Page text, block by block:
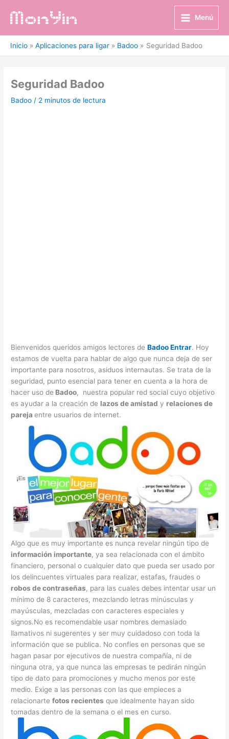
Menú
Inicio Aplicaciones para ligar Badoo Seguridad Badoo
Seguridad Badoo
Badoo / 2 minutos de lectura
Bienvenidos queridos amigos lectores deBadoo Entrar. Hoy
estamos de vuelta para hablar de algo que nunca deja de ser
importante para nosotros, asiduos internautas. Se trata de la
seguridad, punto esencial para tener en cuenta a la hora de
hacer uso de Badoo, nuestra popular red social cuyo objetivo
es ayudar a la creación de lazos de amistad y relaciones de
parejaentre usuarios de internet.
Algo que es muy importante es nunca revelar ningún tipo de
información importante, ya sea relacionada con el ámbito
financiero, personal o cualquier dato que pueda ser usado por
los delincuentes virtuales para realizar, estafas, fraudes o
robos de contraseñas, para las cuales debes intentar usar un
mínimo de 8 caracteres, mezclando letras minúsculas y
mayúsculas, mezcladas con caracteres especiales y
signos.No es recomendable usar nombres demasiado
llamativos ni sugerentes y ser muy cuidadoso con toda la
información que se publica. No confíes en personas que se
hagan pasar por ejecutivos de nuestra compañía, ni de
ninguna otra, ya que nunca las empresas te pedirán ningún
tipo de dato para promociones y mucho menos por este
medio. Exige a las personas con las que empieces a
relacionartefotos recientes que idealmente hayan sido
tomadas dentro de la semana o el mes en curso.